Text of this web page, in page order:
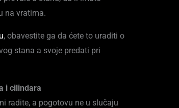
na vratima.
, obavestite ga da ćete to uraditi o
stana a svoje predati pri
i cilindara
radite, a pogotovu ne u slučaju